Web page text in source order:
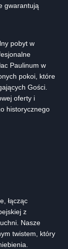
gwarantują
pobyt w
Paulinum w
pokoi, które
Gości.
oferty i
historycznego
łącząc
z
Nasze
twistem, który